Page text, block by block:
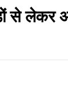
September 7,
लेकर